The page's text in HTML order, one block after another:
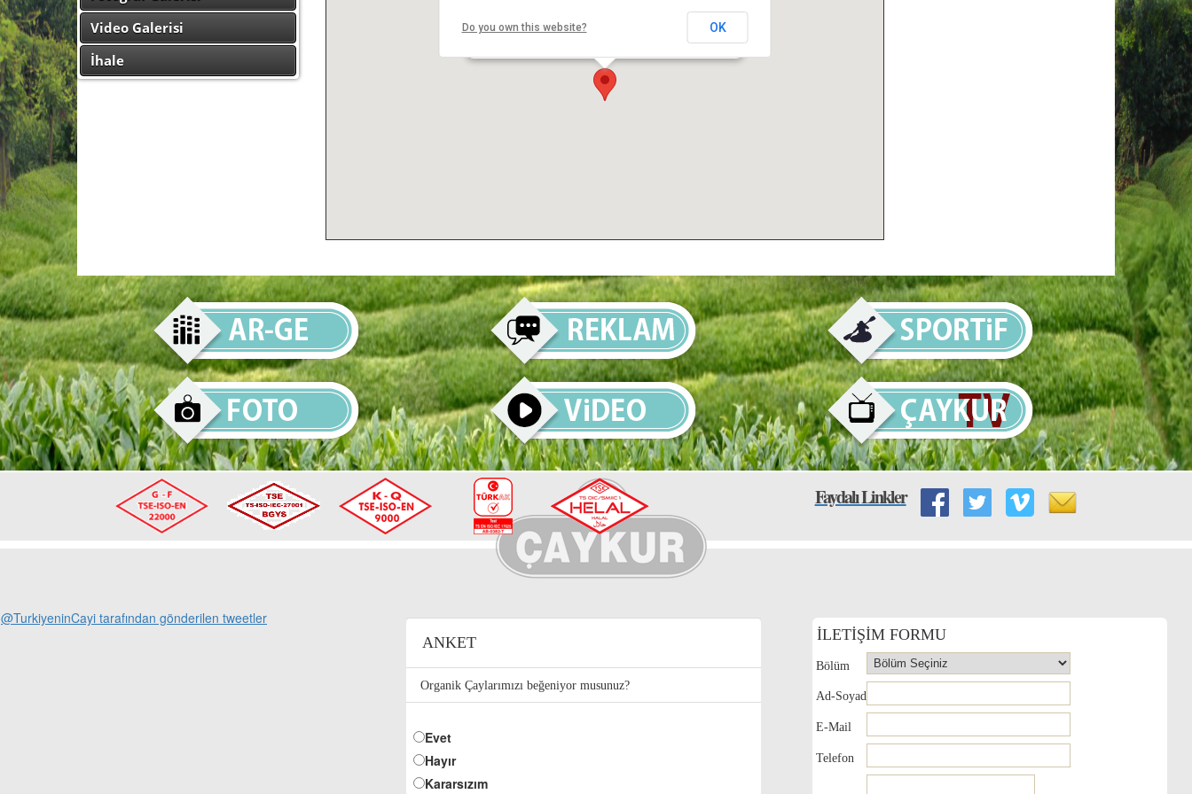
Video Galerisi
İhale
İKİZDERE ÇAY FABRİKASI
Do you own this website? OK
Faydalı Linkler
@TurkiyeninCayi tarafından gönderilen tweetler
ANKET
Organik Çaylarımızı beğeniyor musunuz?
Evet
Hayır
Kararsızım
İLETİŞİM FORMU
Bölüm
Ad-Soyad
E-Mail
Telefon